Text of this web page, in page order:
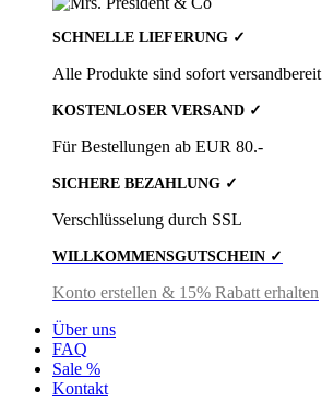
SCHNELLE LIEFERUNG ✓
Alle Produkte sind sofort versandbereit
KOSTENLOSER VERSAND ✓
Für Bestellungen ab EUR 80.-
SICHERE BEZAHLUNG ✓
Verschlüsselung durch SSL
WILLKOMMENSGUTSCHEIN ✓
Konto erstellen & 15% Rabatt erhalten
Über uns
FAQ
Sale %
Kontakt